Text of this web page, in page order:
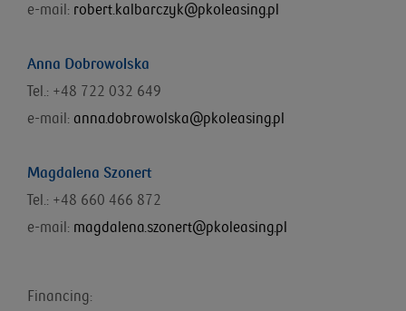
e-mail: robert.kalbarczyk@pkoleasing.pl
Anna Dobrowolska
Tel.: +48 722 032 649
e-mail: anna.dobrowolska@pkoleasing.pl
Magdalena Szonert
Tel.: +48 660 466 872
e-mail: magdalena.szonert@pkoleasing.pl
Financing: